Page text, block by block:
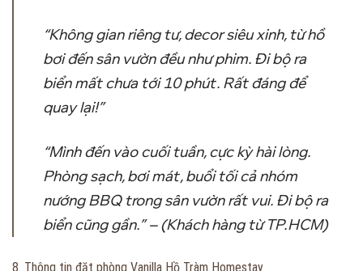
“Không gian riêng tư, decor siêu xinh, từ hồ
bơi đến sân vườn đều như phim. Đi bộ ra
biển mất chưa tới 10 phút. Rất đáng để
quay lại!”
“Mình đến vào cuối tuần, cực kỳ hài lòng.
Phòng sạch, bơi mát, buổi tối cả nhóm
nướng BBQ trong sân vườn rất vui. Đi bộ ra
biển cũng gần.” – (Khách hàng từ TP.HCM)
8. Thông tin đặt phòng Vanilla Hồ Tràm Homestay